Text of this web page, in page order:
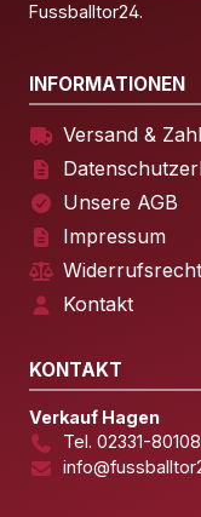
Fussballtor24.
INFORMATIONEN
Versand &
Unsere AGB
Impressum
Widerrufsrecht
Kontakt
KONTAKT
Verkauf Hagen
Tel. 02331-